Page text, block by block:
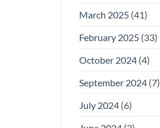
March 2025(41)
February 2025(33)
October 2024(4)
September 2024(7)
July 2024(6)